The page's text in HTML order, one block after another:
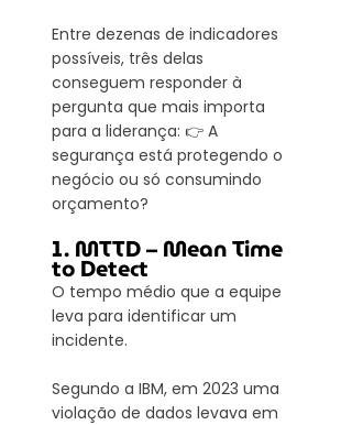
Entre dezenas de indicadores
possíveis, três delas
conseguem responder à
pergunta que mais importa
para a liderança: 👉 A
segurança está protegendo o
negócio ou só consumindo
orçamento?
1. MTTD – Mean Time
to Detect
O tempo médio que a equipe
leva para identificar um
incidente.
Segundo a IBM, em 2023 uma
violação de dados levava em